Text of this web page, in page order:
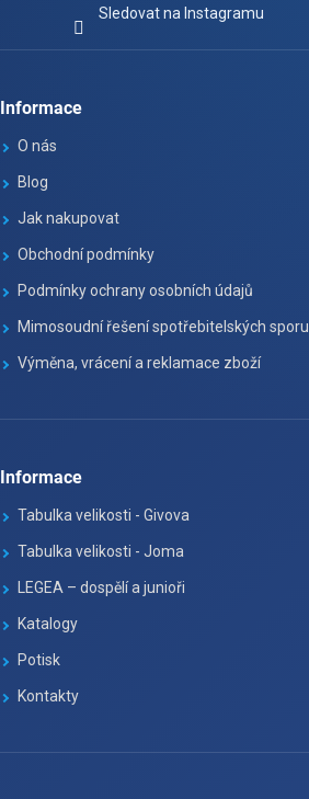
Sledovat na Instagramu
Informace
O nás
Blog
Jak nakupovat
Obchodní podmínky
Podmínky ochrany osobních údajů
Mimosoudní řešení spotřebitelských sporu
Výměna, vrácení a reklamace zboží
Informace
Tabulka velikosti - Givova
Tabulka velikosti - Joma
LEGEA – dospělí a junioři
Katalogy
Potisk
Kontakty